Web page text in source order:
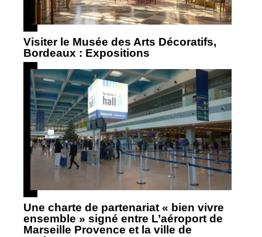
Visiter le Musée des Arts Décoratifs,
Bordeaux : Expositions
Une charte de partenariat « bien vivre
ensemble » signé entre L’aéroport de
Marseille Provence et la ville de